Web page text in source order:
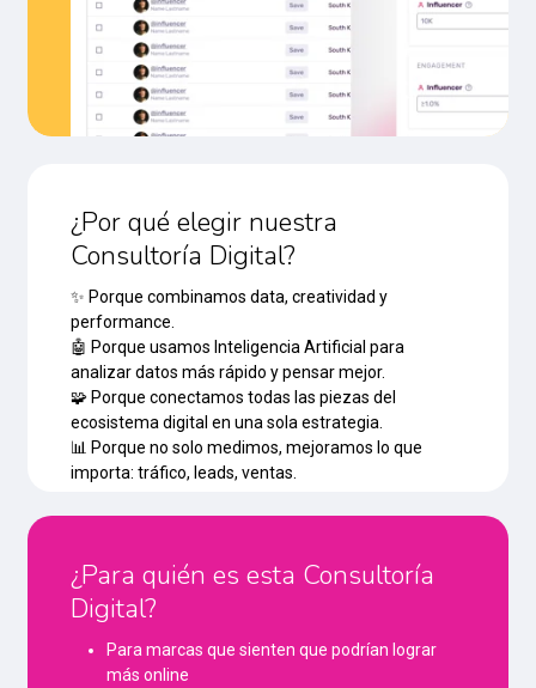
¿Por qué elegir nuestra
Consultoría Digital?
✨ Porque combinamos data, creatividad y
performance.
🤖 Porque usamos Inteligencia Artificial para
analizar datos más rápido y pensar mejor.
🧩 Porque conectamos todas las piezas del
ecosistema digital en una sola estrategia.
📊 Porque no solo medimos, mejoramos lo que
importa: tráfico, leads, ventas.
¿Para quién es esta Consultoría
Digital?
Para marcas que sienten que podrían lograr
más online